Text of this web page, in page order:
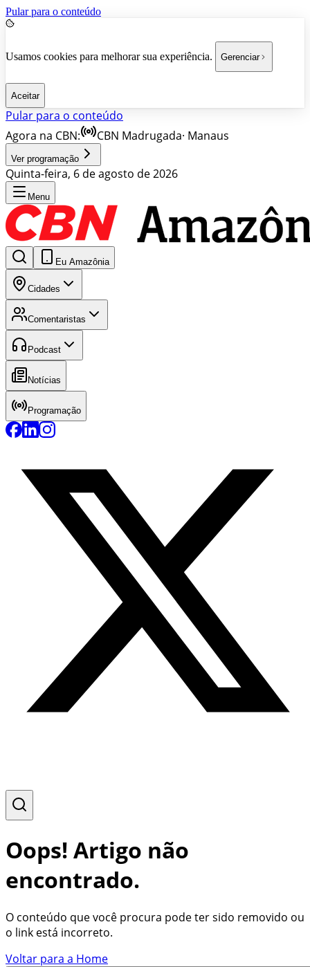
Pular para o conteúdo
Usamos cookies para melhorar sua experiência. Gerenciar
Aceitar
Pular para o conteúdo
Agora na CBN:
CBN Madrugada· Manaus
Ver programação
Quinta-feira, 6 de agosto de 2026
Menu
Eu Amazônia
Cidades
Comentaristas
Podcast
Notícias
Programação
Oops! Artigo não
encontrado.
O conteúdo que você procura pode ter sido removido ou
o link está incorreto.
Voltar para a Home